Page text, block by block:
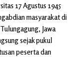
17 Agustus 1945
masyarakat di
Jawa
sejak pukul
peserta dan